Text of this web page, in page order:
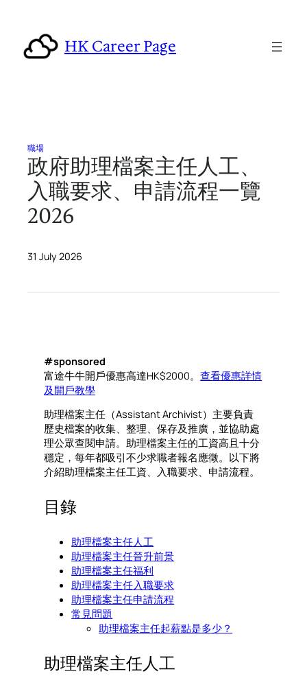
content
HK Career Page
職場
政府助理檔案主任人工、
入職要求、申請流程一覽
2026
31 July 2026
#sponsored
富途牛牛開戶優惠高達HK$2000。查看優惠詳情
及開戶教學
助理檔案主任（Assistant Archivist）主要負責
歷史檔案的收集、整理、保存及推廣，並協助處
理公眾查閱申請。助理檔案主任的工資高且十分
穩定，每年都吸引不少求職者報名應徵。以下將
介紹助理檔案主任工資、入職要求、申請流程。
目錄
助理檔案主任人工
助理檔案主任晉升前景
助理檔案主任福利
助理檔案主任入職要求
助理檔案主任申請流程
常見問題
助理檔案主任起薪點是多少？
助理檔案主任人工